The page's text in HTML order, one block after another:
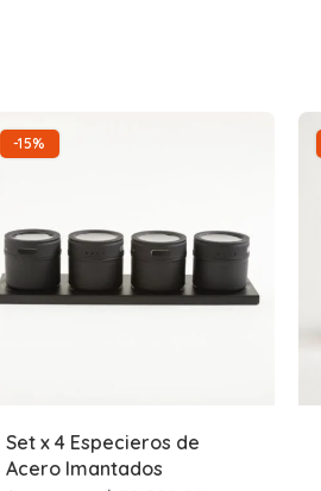
-15%
Set x 4 Especieros de
Acero Imantados